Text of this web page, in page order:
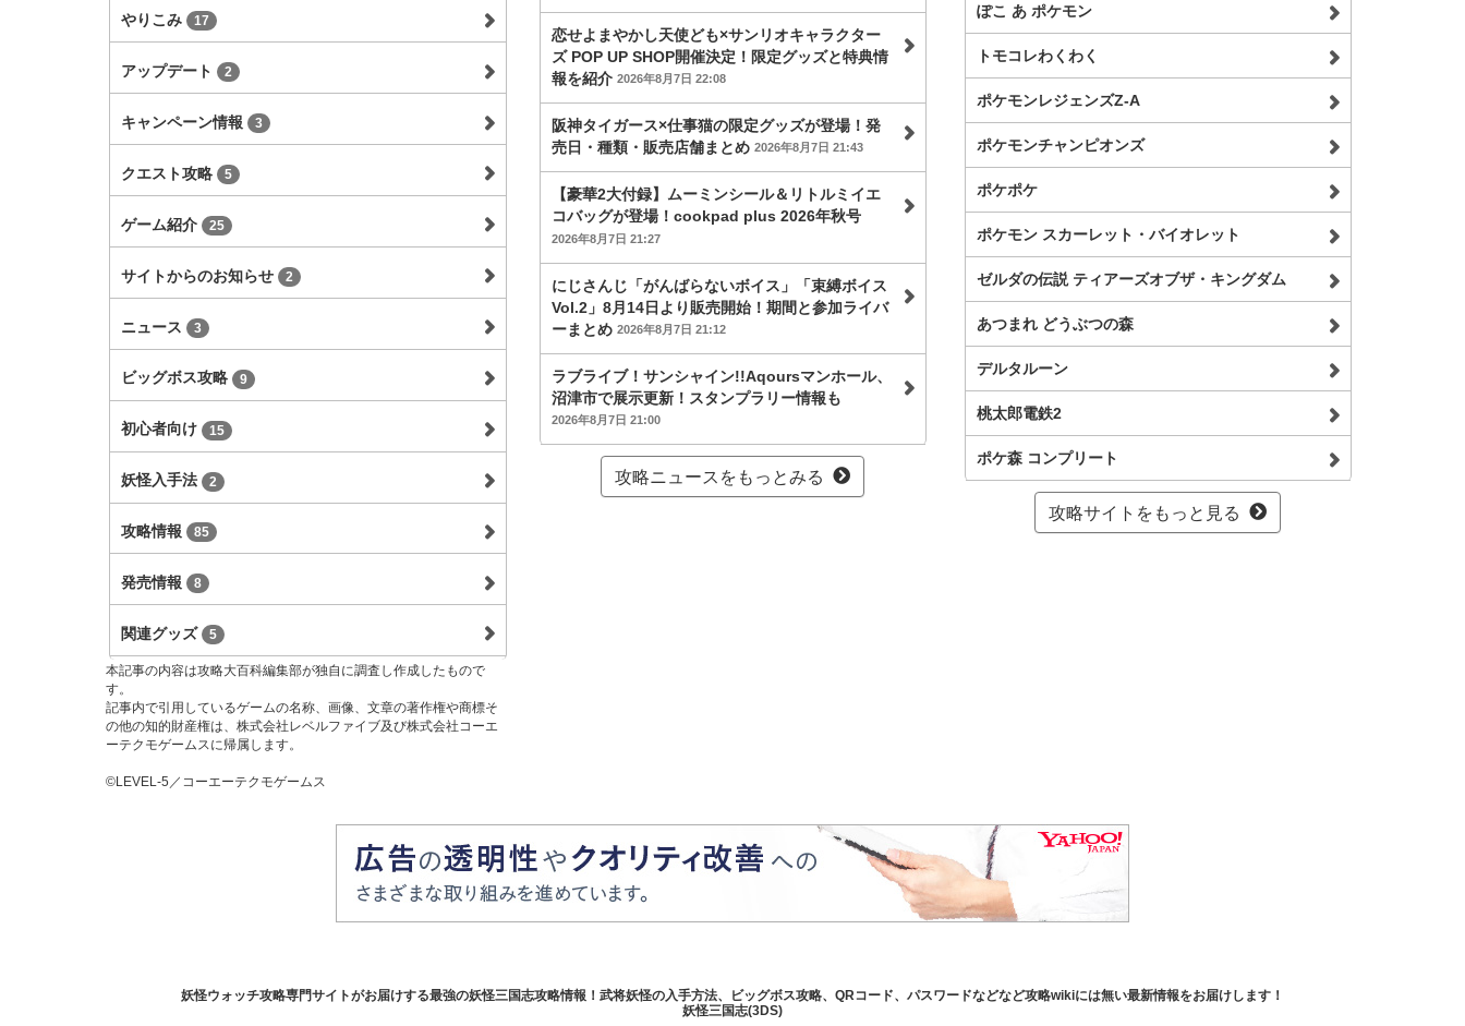
やりこみ 17
アップデート 2
キャンペーン情報 3
クエスト攻略 5
ゲーム紹介 25
サイトからのお知らせ 2
ニュース 3
ビッグボス攻略 9
初心者向け 15
妖怪入手法 2
攻略情報 85
発売情報 8
関連グッズ 5
本記事の内容は攻略大百科編集部が独自に調査し作成したもので
す。
記事内で引用しているゲームの名称、画像、文章の著作権や商標そ
の他の知的財産権は、株式会社レベルファイブ及び株式会社コーエ
ーテクモゲームスに帰属します。
©LEVEL-5／コーエーテクモゲームス
恋せよまやかし天使ども×サンリオキャラクター
ズ POP UP SHOP開催決定！限定グッズと特典情
報を紹介 2026年8月7日 22:08
阪神タイガース×仕事猫の限定グッズが登場！発
売日・種類・販売店舗まとめ 2026年8月7日 21:43
【豪華2大付録】ムーミンシール＆リトルミイエ
コバッグが登場！cookpad plus 2026年秋号
2026年8月7日 21:27
にじさんじ「がんばらないボイス」「束縛ボイス
Vol.2」8月14日より販売開始！期間と参加ライバ
ーまとめ 2026年8月7日 21:12
ラブライブ！サンシャイン!!Aqoursマンホール、
沼津市で展示更新！スタンプラリー情報も
2026年8月7日 21:00
攻略ニュースをもっとみる
ぽこ あ ポケモン
トモコレわくわく
ポケモンレジェンズZ-A
ポケモンチャンピオンズ
ポケポケ
ポケモン スカーレット・バイオレット
ゼルダの伝説 ティアーズオブザ・キングダム
あつまれ どうぶつの森
デルタルーン
桃太郎電鉄2
ポケ森 コンプリート
攻略サイトをもっと見る
妖怪ウォッチ攻略専門サイトがお届けする最強の妖怪三国志攻略情報！武将妖怪の入手方法、ビッグボス攻略、QRコード、パスワードなどなど攻略wikiには無い最新情報をお届けします！
妖怪三国志(3DS)